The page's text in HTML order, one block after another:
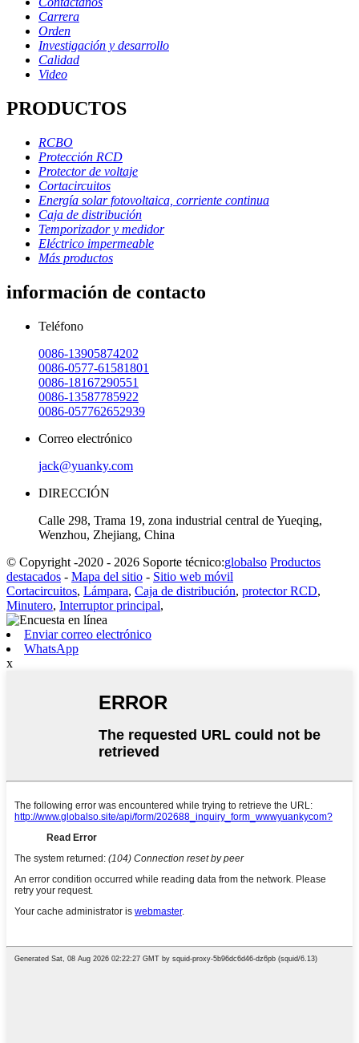
Carrera
Orden
Investigación y desarrollo
Calidad
Video
PRODUCTOS
RCBO
Protección RCD
Protector de voltaje
Cortacircuitos
Energía solar fotovoltaica, corriente continua
Caja de distribución
Temporizador y medidor
Eléctrico impermeable
Más productos
información de contacto
Teléfono
0086-13905874202
0086-0577-61581801
0086-18167290551
0086-13587785922
0086-057762652939
Correo electrónico
jack@yuanky.com
DIRECCIÓN
Calle 298, Trama 19, zona industrial central de Yueqing,
Wenzhou, Zhejiang, China
© Copyright -2020 - 2026 Soporte técnico:globalso Productos
destacados - Mapa del sitio - Sitio web móvil
Cortacircuitos, Lámpara, Caja de distribución, protector RCD,
Minutero, Interruptor principal,
Enviar correo electrónico
WhatsApp
x